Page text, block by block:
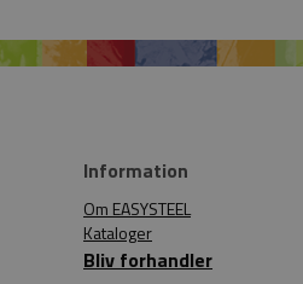
Information
Om EASYSTEEL
Kataloger
Bliv forhandler